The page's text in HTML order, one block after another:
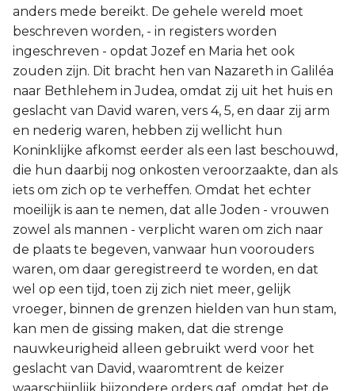
anders mede bereikt. De gehele wereld moet
beschreven worden, - in registers worden
ingeschreven - opdat Jozef en Maria het ook
zouden zijn. Dit bracht hen van Nazareth in Galiléa
naar Bethlehem in Judea, omdat zij uit het huis en
geslacht van David waren, vers 4, 5, en daar zij arm
en nederig waren, hebben zij wellicht hun
Koninklijke afkomst eerder als een last beschouwd,
die hun daarbij nog onkosten veroorzaakte, dan als
iets om zich op te verheffen. Omdat het echter
moeilijk is aan te nemen, dat alle Joden - vrouwen
zowel als mannen - verplicht waren om zich naar
de plaats te begeven, vanwaar hun voorouders
waren, om daar geregistreerd te worden, en dat
wel op een tijd, toen zij zich niet meer, gelijk
vroeger, binnen de grenzen hielden van hun stam,
kan men de gissing maken, dat die strenge
nauwkeurigheid alleen gebruikt werd voor het
geslacht van David, waaromtrent de keizer